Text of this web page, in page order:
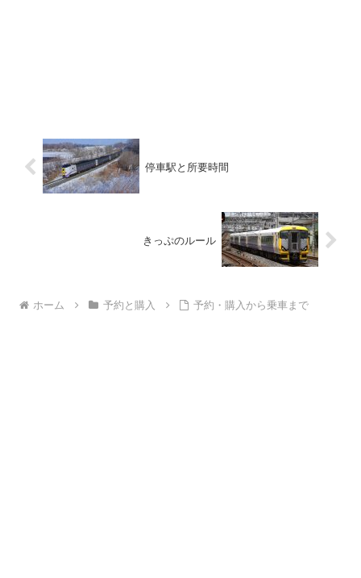
停車駅と所要時間
きっぷのルール
ホーム 予約と購入 予約・購入から乗車まで